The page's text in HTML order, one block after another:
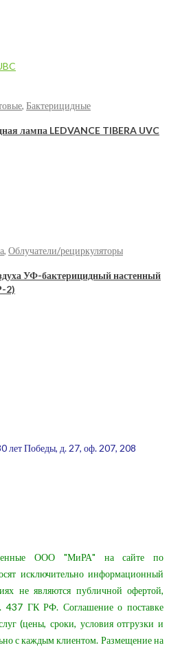
, Бактерицидные
лампа LEDVANCE TIBERA UVC
, Облучатели/рециркуляторы
УФ-бактерицидный настенный
2)
лет Победы, д. 27, оф. 207, 208
ООО "МиРА" на сайте по
исключительно информационный
не являются публичной офертой,
437 ГК РФ. Соглашение о поставке
(цены, сроки, условия отгрузки и
с каждым клиентом. Размещение на